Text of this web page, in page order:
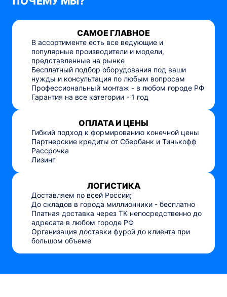
САМОЕ ГЛАВНОЕ
В ассортименте есть все ведующие и
популярные производители и модели,
представленные на рынке
Бесплатный подбор оборудования под ваши
нужды и консультация по любым вопросам
Профессиональный монтаж - в любом городе РФ
Гарантия на все категории - 1 год
ОПЛАТА И ЦЕНЫ
Гибкий подход к формированию конечной цены
Партнерские кредиты от Сбербанк и Тинькофф
Рассрочка
Лизинг
ЛОГИСТИКА
Доставляем по всей России;
До складов в города миллионники - бесплатно
Платная доставка через ТК непосредственно до
адресата в любом городе РФ
Организация доставки фурой до клиента при
большом объеме